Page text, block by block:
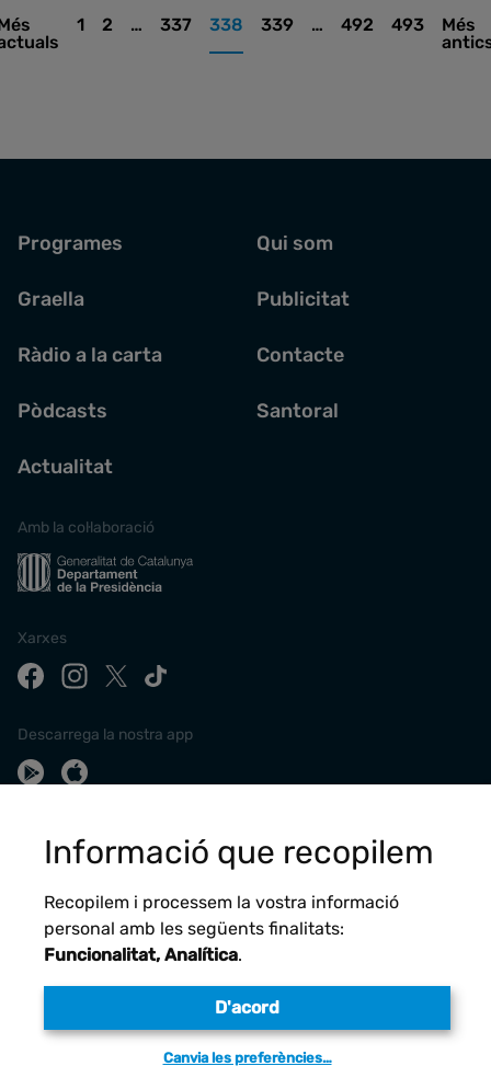
1 2 … 337 338 339 … 492 493
Més
Programes
Graella
Ràdio a la carta
Pòdcasts
Actualitat
Qui som
Publicitat
Contacte
Santoral
Amb la col·laboració
Xarxes
Descarrega la nostra app
Informació que recopilem
Recopilem i processem la vostra informació
personal amb les següents finalitats:
Funcionalitat, Analítica.
D'acord
Canvia les preferències…